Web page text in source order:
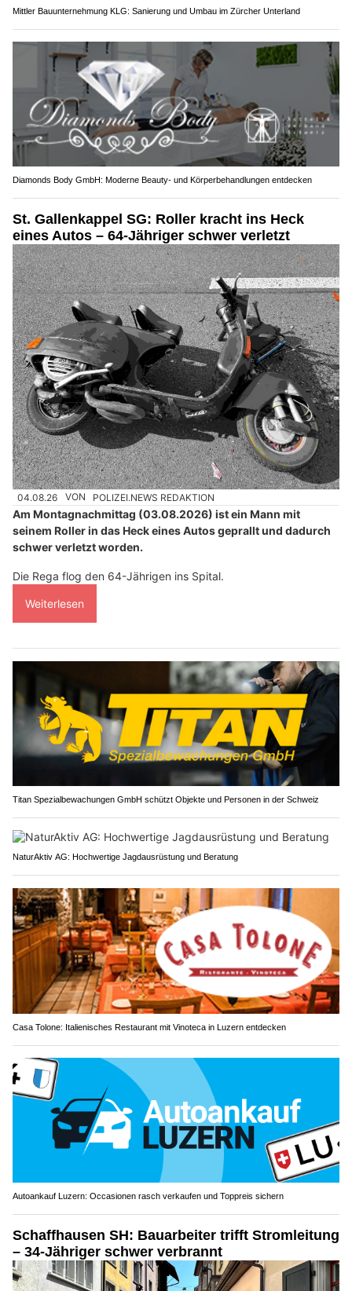
Mittler Bauunternehmung KLG: Sanierung und Umbau im Zürcher Unterland
Diamonds Body GmbH: Moderne Beauty- und Körperbehandlungen entdecken
St. Gallenkappel SG: Roller kracht ins Heck
eines Autos – 64-Jähriger schwer verletzt
04.08.26 VON POLIZEI.NEWS REDAKTION
Am Montagnachmittag (03.08.2026) ist ein Mann mit
seinem Roller in das Heck eines Autos geprallt und dadurch
schwer verletzt worden.
Die Rega flog den 64-Jährigen ins Spital.
Weiterlesen
Titan Spezialbewachungen GmbH schützt Objekte und Personen in der Schweiz
NaturAktiv AG: Hochwertige Jagdausrüstung und Beratung
Casa Tolone: Italienisches Restaurant mit Vinoteca in Luzern entdecken
Autoankauf Luzern: Occasionen rasch verkaufen und Toppreis sichern
Schaffhausen SH: Bauarbeiter trifft Stromleitung
– 34-Jähriger schwer verbrannt